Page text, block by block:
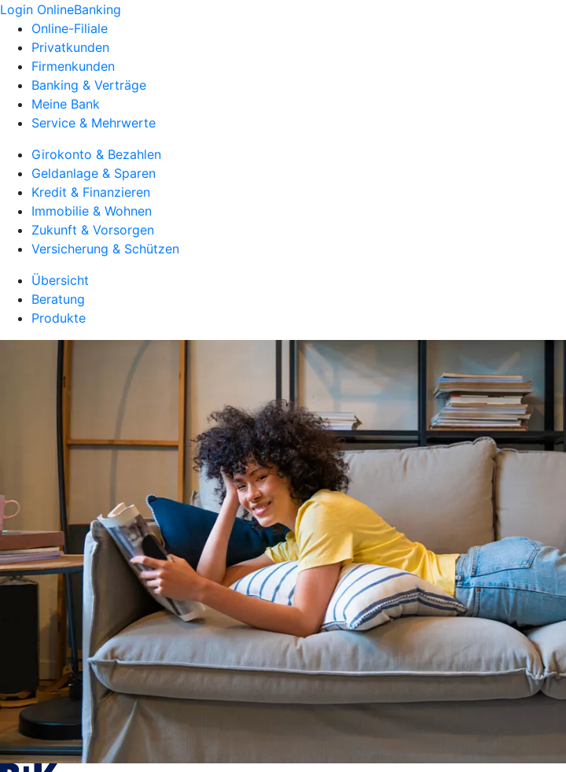
Login OnlineBanking
Online-Filiale
Privatkunden
Firmenkunden
Banking & Verträge
Meine Bank
Service & Mehrwerte
Girokonto & Bezahlen
Geldanlage & Sparen
Kredit & Finanzieren
Immobilie & Wohnen
Zukunft & Vorsorgen
Versicherung & Schützen
Übersicht
Beratung
Produkte